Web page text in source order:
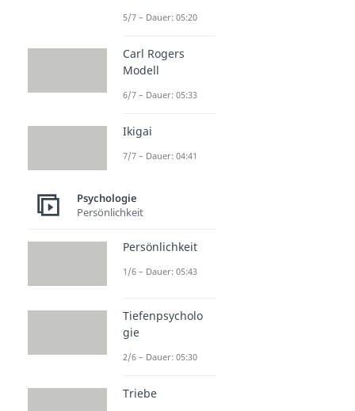
5/7 – Dauer: 05:20
Carl Rogers
Modell
6/7 – Dauer: 05:33
Ikigai
7/7 – Dauer: 04:41
Psychologie
Persönlichkeit
Persönlichkeit
1/6 – Dauer: 05:43
Tiefenpsycholo
gie
2/6 – Dauer: 05:30
Triebe